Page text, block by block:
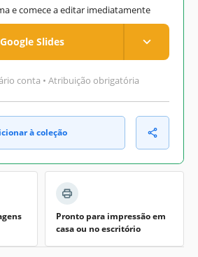
e comece a editar imediatamente
Slides
conta • Atribuição obrigatória
à coleção
Pronto para impressão em
casa ou no escritório